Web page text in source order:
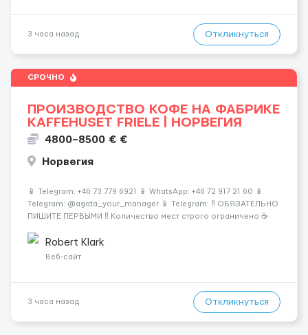
3 часа назад Откликнуться
СРОЧНО
ПРОИЗВОДСТВО КОФЕ НА ФАБРИКЕ
KAFFEHUSET FRIELE | НОРВЕГИЯ
4800–8500 € €
Норвегия
📱 Telegram: +46 73 779 6921 📱 WhatsApp: +46 72 917 21 60 📱
Telegram: @agata_your_manager 📱 Telegram: ‼️ ОБЯЗАТЕЛЬНО
ПИШИТЕ ПЕРВЫМИ ‼️ Количество мест строго ограничено ☕️
зарплаты Работа на кофе-заводе — стабильность и досто...
Robert Klark
Веб-сайт
3 часа назад Откликнуться